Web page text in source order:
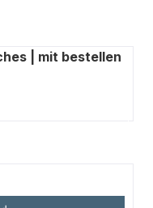
| mit bestellen